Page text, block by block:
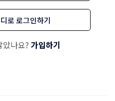
로 로그인하기
나요? 가입하기